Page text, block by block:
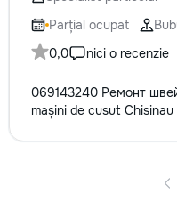
Parțial ocupat
0,0
nici o recenzie
069143240 Ремонт
mașini de cusut Chisinau